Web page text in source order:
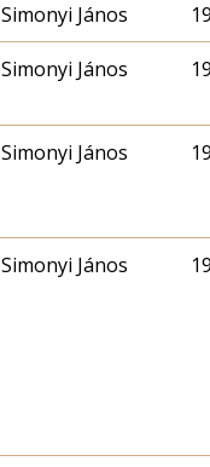
Simonyi János
Simonyi János
Simonyi János
Simonyi János